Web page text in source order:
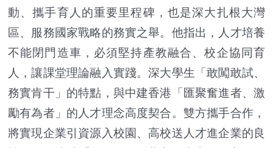
動、攜手育人的重要里程碑，也是深大扎根大灣
區、服務國家戰略的務實之舉。他指出，人才培養
不能閉門造車，必須堅持產教融合、校企協同育
人，讓課堂理論融入實踐。深大學生「敢闖敢試、
務實肯干」的特點，與中建香港「匯聚奮進者、激
勵有為者」的人才理念高度契合。雙方攜手合作，
將實現企業引資源入校園、高校送人才進企業的良